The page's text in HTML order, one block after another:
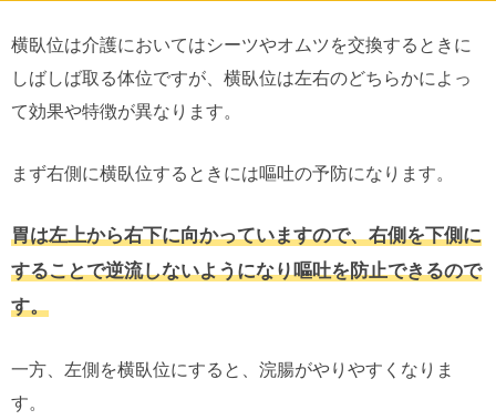
横臥位は介護においてはシーツやオムツを交換するときに
しばしば取る体位ですが、横臥位は左右のどちらかによっ
て効果や特徴が異なります。
まず右側に横臥位するときには嘔吐の予防になります。
胃は左上から右下に向かっていますので、右側を下側に
することで逆流しないようになり嘔吐を防止できるので
す。
一方、左側を横臥位にすると、浣腸がやりやすくなりま
す。